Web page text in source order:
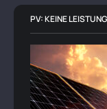
PV: KEINE